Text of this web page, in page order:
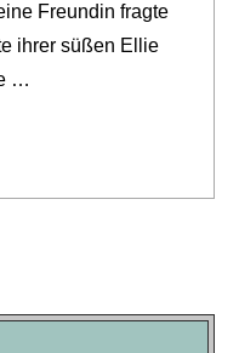
Freundin fragte
ihrer süßen Ellie
…